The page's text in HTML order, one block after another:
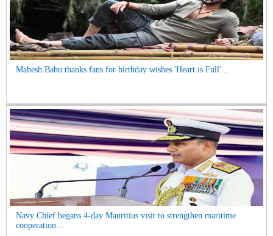
Mahesh Babu thanks fans for birthday wishes 'Heart is Full'...
Navy Chief begans 4-day Mauritius visit to strengthen maritime
cooperation...